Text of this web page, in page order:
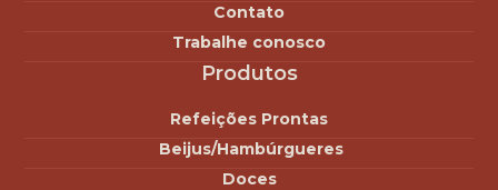
Contato
Trabalhe conosco
Produtos
Refeições Prontas
Beijus/Hambúrgueres
Doces